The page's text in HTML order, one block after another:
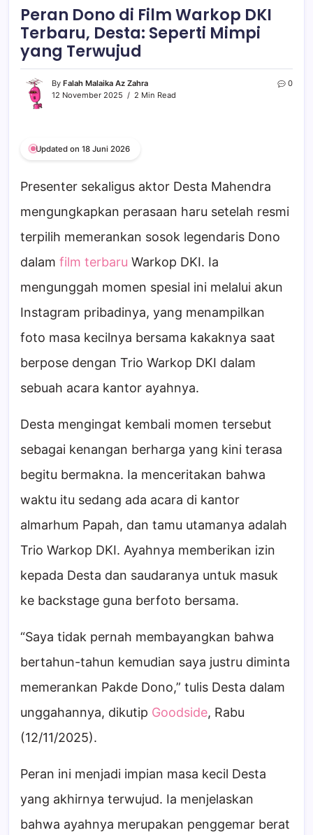
Peran Dono di Film Warkop DKI
Terbaru, Desta: Seperti Mimpi
yang Terwujud
By Falah Malaika Az Zahra
12 November 2025
2 Min Read
0
Updated on 18 Juni 2026
Presenter sekaligus aktor Desta Mahendra
mengungkapkan perasaan haru setelah resmi
terpilih memerankan sosok legendaris Dono
dalam film terbaru Warkop DKI. Ia
mengunggah momen spesial ini melalui akun
Instagram pribadinya, yang menampilkan
foto masa kecilnya bersama kakaknya saat
berpose dengan Trio Warkop DKI dalam
sebuah acara kantor ayahnya.
Desta mengingat kembali momen tersebut
sebagai kenangan berharga yang kini terasa
begitu bermakna. Ia menceritakan bahwa
waktu itu sedang ada acara di kantor
almarhum Papah, dan tamu utamanya adalah
Trio Warkop DKI. Ayahnya memberikan izin
kepada Desta dan saudaranya untuk masuk
ke backstage guna berfoto bersama.
“Saya tidak pernah membayangkan bahwa
bertahun-tahun kemudian saya justru diminta
memerankan Pakde Dono,” tulis Desta dalam
unggahannya, dikutip Goodside, Rabu
(12/11/2025).
Peran ini menjadi impian masa kecil Desta
yang akhirnya terwujud. Ia menjelaskan
bahwa ayahnya merupakan penggemar berat